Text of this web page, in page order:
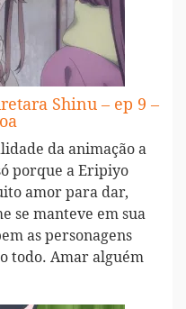
Shinu – ep 9 –
da animação a
porque a Eripiyo
amor para dar,
se manteve em sua
as personagens
todo. Amar alguém